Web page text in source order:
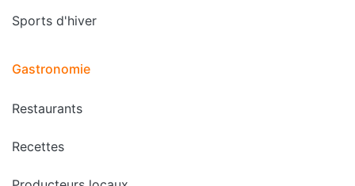
Sports d'hiver
Gastronomie
Restaurants
Recettes